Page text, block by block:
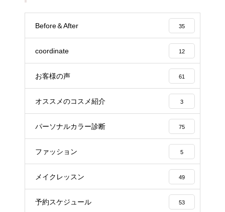
Before＆After 35
coordinate 12
お客様の声 61
オススメのコスメ紹介 3
パーソナルカラー診断 75
ファッション 5
メイクレッスン 49
予約スケジュール 53